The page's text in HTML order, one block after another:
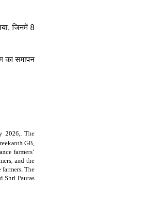
जिनमें 8
का समापन
2026,. The
GB,
farmers’
and the
The
Shri Pauras